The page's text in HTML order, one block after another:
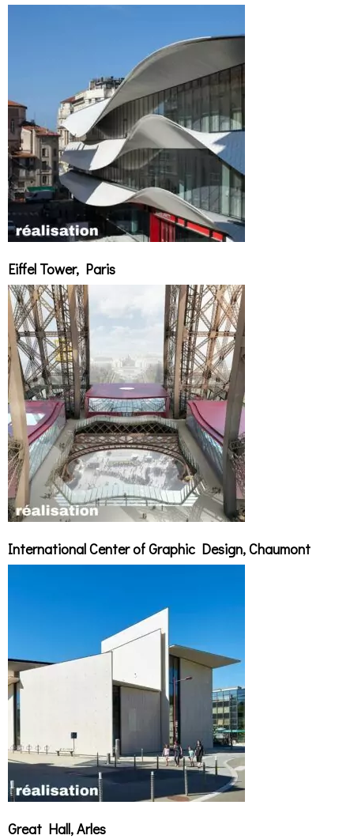
Eiffel Tower, Paris
International Center of Graphic Design, Chaumont
Great Hall, Arles